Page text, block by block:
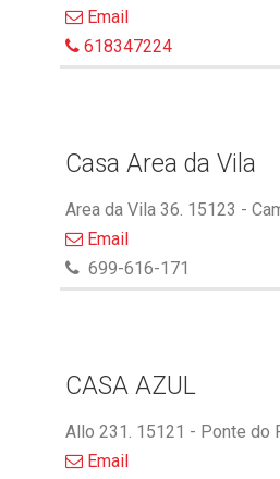
Email
618347224
Casa Area da Vila
Area da Vila 36. 15123 -
Email
699-616-171
CASA AZUL
Allo 231. 15121 - Ponte do
Email